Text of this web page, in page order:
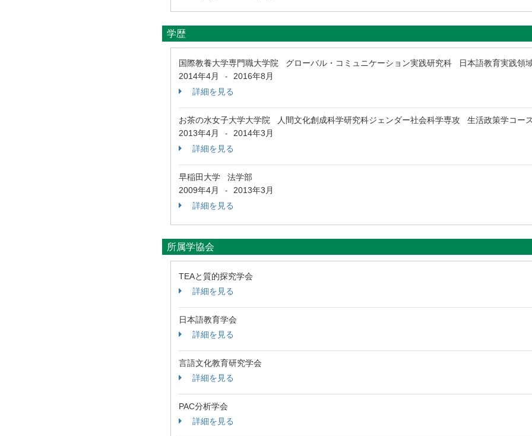
学歴
国際教養大学専門職大学院 グローバル・コミュニケーション実践研究科 日本語教育実践領
2014年4月
-
2016年8月
詳細を見る
お茶の水女子大学大学院 人間文化創成科学研究科ジェンダー社会科学専攻 生活政策学コー
2013年4月
-
2014年3月
詳細を見る
早稲田大学 法学部
2009年4月
-
2013年3月
詳細を見る
所属学協会
TEAと質的探究学会
詳細を見る
日本語教育学会
詳細を見る
言語文化教育研究学会
詳細を見る
PAC分析学会
詳細を見る